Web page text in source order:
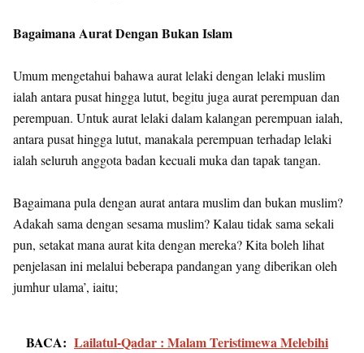
Bagaimana Aurat Dengan Bukan Islam
Umum mengetahui bahawa aurat lelaki dengan lelaki muslim
ialah antara pusat hingga lutut, begitu juga aurat perempuan dan
perempuan. Untuk aurat lelaki dalam kalangan perempuan ialah,
antara pusat hingga lutut, manakala perempuan terhadap lelaki
ialah seluruh anggota badan kecuali muka dan tapak tangan.
Bagaimana pula dengan aurat antara muslim dan bukan muslim?
Adakah sama dengan sesama muslim? Kalau tidak sama sekali
pun, setakat mana aurat kita dengan mereka? Kita boleh lihat
penjelasan ini melalui beberapa pandangan yang diberikan oleh
jumhur ulama’, iaitu;
BACA: Lailatul-Qadar : Malam Teristimewa Melebihi